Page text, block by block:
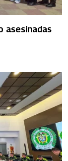
asesinadas